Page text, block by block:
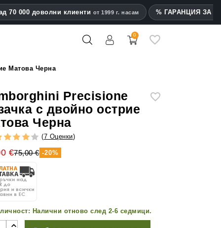
70 000 доволни клиенти от 1999 г. насам % ГАРАНЦИЯ ЗА
0
Матова Черна
Precisione
с двойно острие
Черна
(7 Оценки)
€75,00 € -20%
Налични отново след 2-6 седмици.